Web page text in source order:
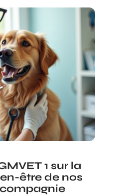
1 sur la
être de nos